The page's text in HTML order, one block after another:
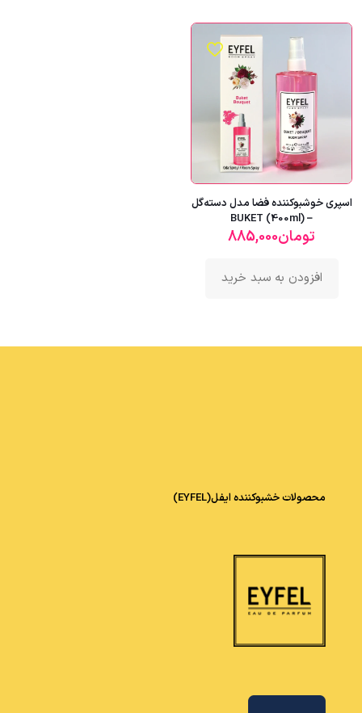
اسپری خوشبوکننده فضا مدل دسته‌گل
– BUKET (400ml)
تومان885,000
افزودن به سبد خرید
محصولات خشبوکننده ایفل(EYFEL)